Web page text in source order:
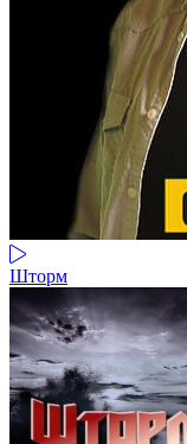
Шторм